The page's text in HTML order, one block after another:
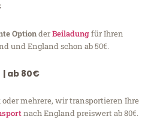
OptionderBeiladungfür Ihren
und England schon ab 50€.
| ab 80€
mehrere, wir transportieren Ihre
nach England preiswert ab 80€.